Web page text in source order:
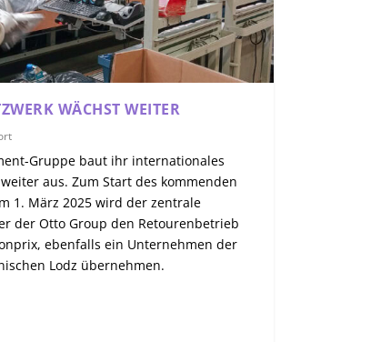
WÄCHST WEITER
Gruppe baut ihr internationales
aus. Zum Start des kommenden
1. März 2025 wird der zentrale
der Otto Group den Retourenbetrieb
ebenfalls ein Unternehmen der
Lodz übernehmen.